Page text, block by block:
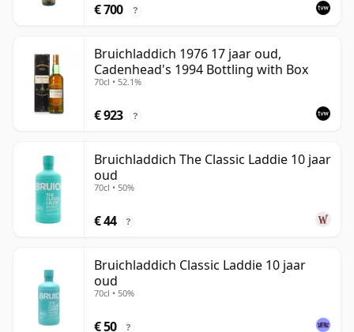
€ 700 ?
Bruichladdich 1976 17 jaar oud,
Cadenhead's 1994 Bottling with Box
70cl • 52.1%
€ 923 ?
Bruichladdich The Classic Laddie 10 jaar
oud
70cl • 50%
€ 44 ?
Bruichladdich Classic Laddie 10 jaar
oud
70cl • 50%
€ 50 ?